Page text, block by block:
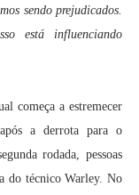
sendo prejudicados.
está influenciando
começa a estremecer
a derrota para o
rodada, pessoas
do técnico Warley. No